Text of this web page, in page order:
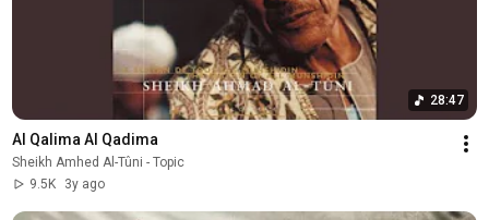
28:47
Al Qalima Al Qadima
Sheikh Amhed Al-Tûni - Topic
9.5K
3y ago